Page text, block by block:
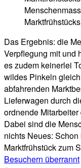
Das Ergebnis: die
Verpflegung mit und
es zudem keinerlei
wildes Pinkeln
abfahrenden
Lieferwagen durch
ordnende
Dabei sind die
nichts Neues:
Marktfrühstück zum
Besuchern überrannt